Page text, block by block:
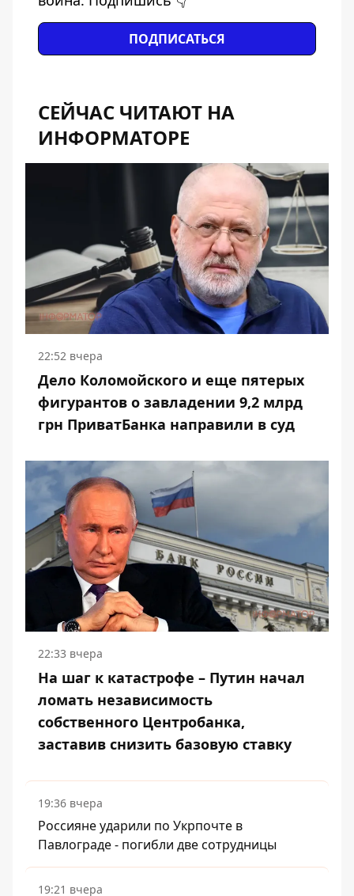
ПОДПИСАТЬСЯ
СЕЙЧАС ЧИТАЮТ НА
ИНФОРМАТОРЕ
22:52 вчера
Дело Коломойского и еще пятерых
фигурантов о завладении 9,2 млрд
грн ПриватБанка направили в суд
22:33 вчера
На шаг к катастрофе – Путин начал
ломать независимость
собственного Центробанка,
заставив снизить базовую ставку
19:36 вчера
Россияне ударили по Укрпочте в
Павлограде - погибли две сотрудницы
19:21 вчера